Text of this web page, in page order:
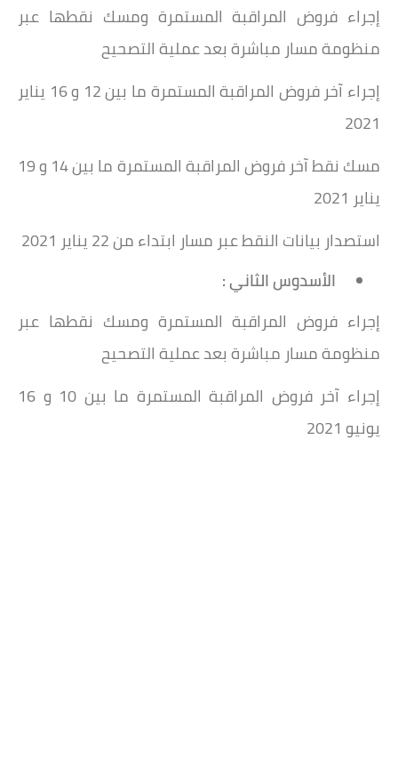
إجراء فروض المراقبة المستمرة ومسك نقطها عبر
منظومة مسار مباشرة بعد عملية التصحيح
إجراء آخر فروض المراقبة المستمرة ما بين 12 و 16 يناير
2021
مسك نقط آخر فروض المراقبة المستمرة ما بين 14 و 19
يناير 2021
استصدار بيانات النقط عبر مسار ابتداء من 22 يناير 2021
الأسدوس الثاني :
إجراء فروض المراقبة المستمرة ومسك نقطها عبر
منظومة مسار مباشرة بعد عملية التصحيح
إجراء آخر فروض المراقبة المستمرة ما بين 10 و 16
يونيو 2021